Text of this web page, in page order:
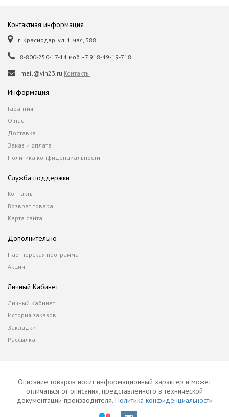
Контактная информация
г. Краснодар, ул. 1 мая, 388
8-800-250-17-14 моб.+7 918-49-19-718
mail@vin23.ru Контакты
Информация
Гарантия
О нас
Доставка
Заказ и оплата
Политика конфиденциальности
Служба поддержки
Контакты
Возврат товара
Карта сайта
Дополнительно
Партнерская программа
Акции
Личный Кабинет
Личный Кабинет
История заказов
Закладки
Рассылка
Описание товаров носит информационный характер и может
отличаться от описания, представленного в технической
документации производителя. Политика конфиденциальности